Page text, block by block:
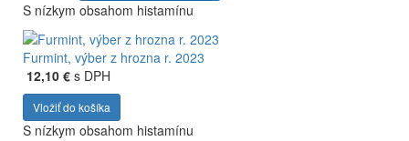
S nízkym obsahom histamínu
Furmint, výber z hrozna r. 2023
12,10 € s DPH
Vložiť do košíka
S nízkym obsahom histamínu